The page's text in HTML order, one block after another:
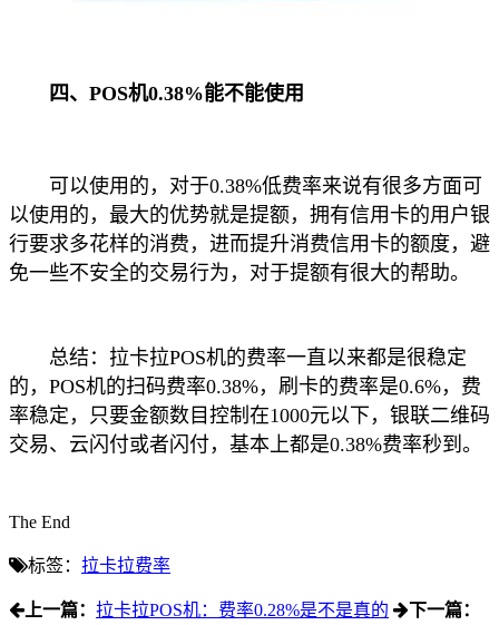
四、POS机0.38%能不能使用
可以使用的，对于0.38%低费率来说有很多方面可
以使用的，最大的优势就是提额，拥有信用卡的用户银
行要求多花样的消费，进而提升消费信用卡的额度，避
免一些不安全的交易行为，对于提额有很大的帮助。
总结：拉卡拉POS机的费率一直以来都是很稳定
的，POS机的扫码费率0.38%，刷卡的费率是0.6%，费
率稳定，只要金额数目控制在1000元以下，银联二维码
交易、云闪付或者闪付，基本上都是0.38%费率秒到。
The End
标签： 拉卡拉费率
上一篇： 拉卡拉POS机：费率0.28%是不是真的
下一篇：